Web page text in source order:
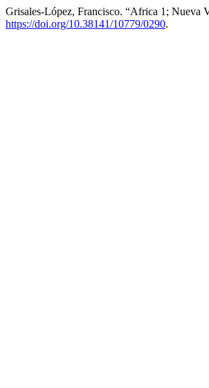
Grisales-López, Francisco. “Africa 1; Nueva
https://doi.org/10.38141/10779/0290.